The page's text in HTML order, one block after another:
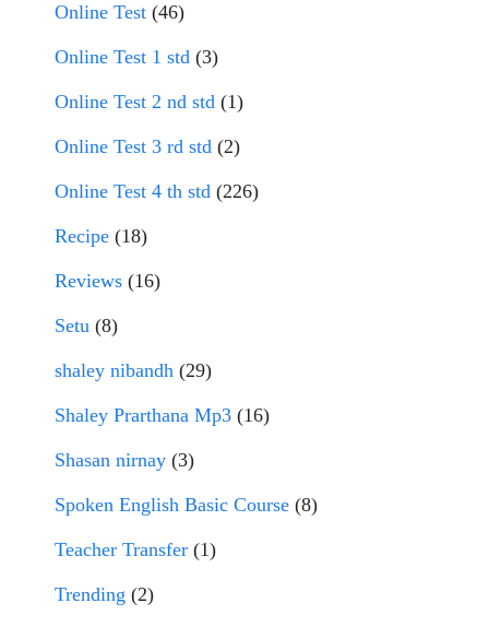
Online Test (46)
Online Test 1 std (3)
Online Test 2 nd std (1)
Online Test 3 rd std (2)
Online Test 4 th std (226)
Recipe (18)
Reviews (16)
Setu (8)
shaley nibandh (29)
Shaley Prarthana Mp3 (16)
Shasan nirnay (3)
Spoken English Basic Course (8)
Teacher Transfer (1)
Trending (2)